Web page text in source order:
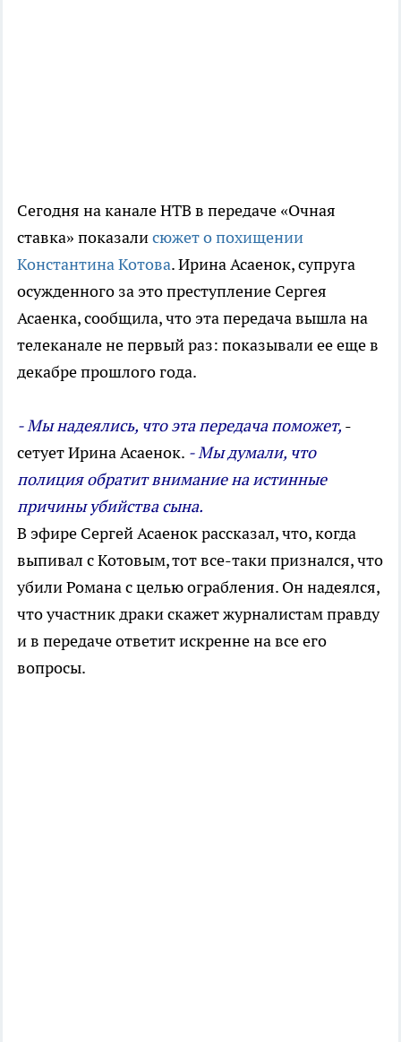
Сегодня на канале НТВ в передаче «Очная
ставка» показалисюжет о похищении
Константина Котова. Ирина Асаенок, супруга
осужденного за это преступление Сергея
Асаенка, сообщила, что эта передача вышла на
телеканале не первый раз: показывали ее еще в
декабре прошлого года.
- Мы надеялись, что эта передача поможет, -
сетует Ирина Асаенок. - Мы думали, что
полиция обратит внимание на истинные
причины убийства сына.
В эфире Сергей Асаенок рассказал, что, когда
выпивал с Котовым, тот все-таки признался, что
убили Романа с целью ограбления. Он надеялся,
что участник драки скажет журналистам правду
и в передаче ответит искренне на все его
вопросы.